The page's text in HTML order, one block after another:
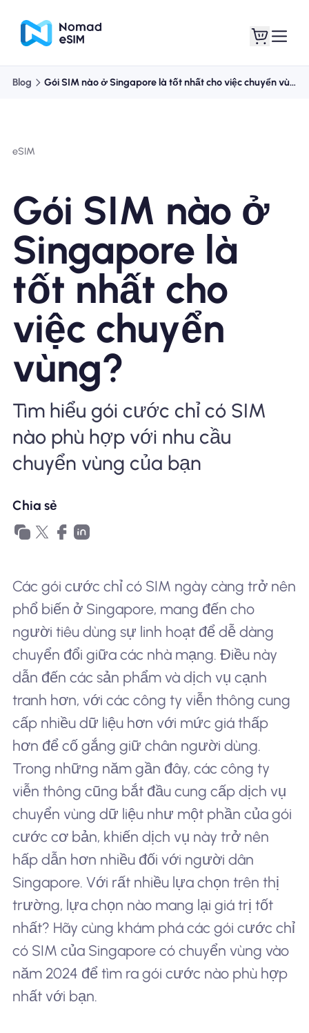
Kế hoạch mua sắm
Giới thiệu về eSIM
Tại sao eSIM Nomad
Sử dụng eSIM
Cho doanh nghiệp
Blog Gói SIM nào ở Singapore là tốt nhất cho việc chuyển vùng?
eSIM
Gói SIM nào ở
Singapore là
tốt nhất cho
việc chuyển
vùng?
Tìm hiểu gói cước chỉ có SIM
nào phù hợp với nhu cầu
chuyển vùng của bạn
Chia sẻ
Các gói cước chỉ có SIM ngày càng trở nên
phổ biến ở Singapore, mang đến cho
người tiêu dùng sự linh hoạt để dễ dàng
chuyển đổi giữa các nhà mạng. Điều này
dẫn đến các sản phẩm và dịch vụ cạnh
tranh hơn, với các công ty viễn thông cung
cấp nhiều dữ liệu hơn với mức giá thấp
hơn để cố gắng giữ chân người dùng.
Trong những năm gần đây, các công ty
viễn thông cũng bắt đầu cung cấp dịch vụ
chuyển vùng dữ liệu như một phần của gói
cước cơ bản, khiến dịch vụ này trở nên
hấp dẫn hơn nhiều đối với người dân
Singapore. Với rất nhiều lựa chọn trên thị
trường, lựa chọn nào mang lại giá trị tốt
nhất? Hãy cùng khám phá các gói cước chỉ
có SIM của Singapore có chuyển vùng vào
năm 2024 để tìm ra gói cước nào phù hợp
nhất với bạn.